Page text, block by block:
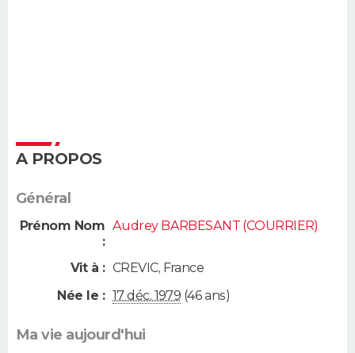
A PROPOS
Général
Prénom Nom
:
Audrey BARBESANT (COURRIER)
Vit à : CREVIC, France
Née le : 17 déc. 1979 (46 ans)
Ma vie aujourd'hui